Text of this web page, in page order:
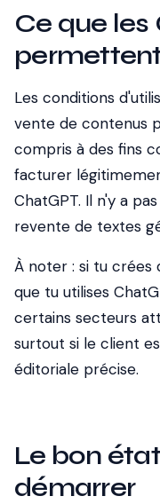
Ce que les
Les conditions
vente de contenus
compris à des fins
facturer
ChatGPT. Il n'y a
revente de textes
À noter : si tu crées
que tu utilises
certains secteurs
surtout si le client
éditoriale précise.
Le bon
démarrer